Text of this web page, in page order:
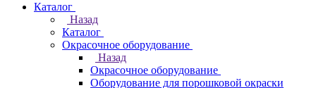
Каталог
Назад
Каталог
Окрасочное оборудование
Назад
Окрасочное оборудование
Оборудование для порошковой окраски